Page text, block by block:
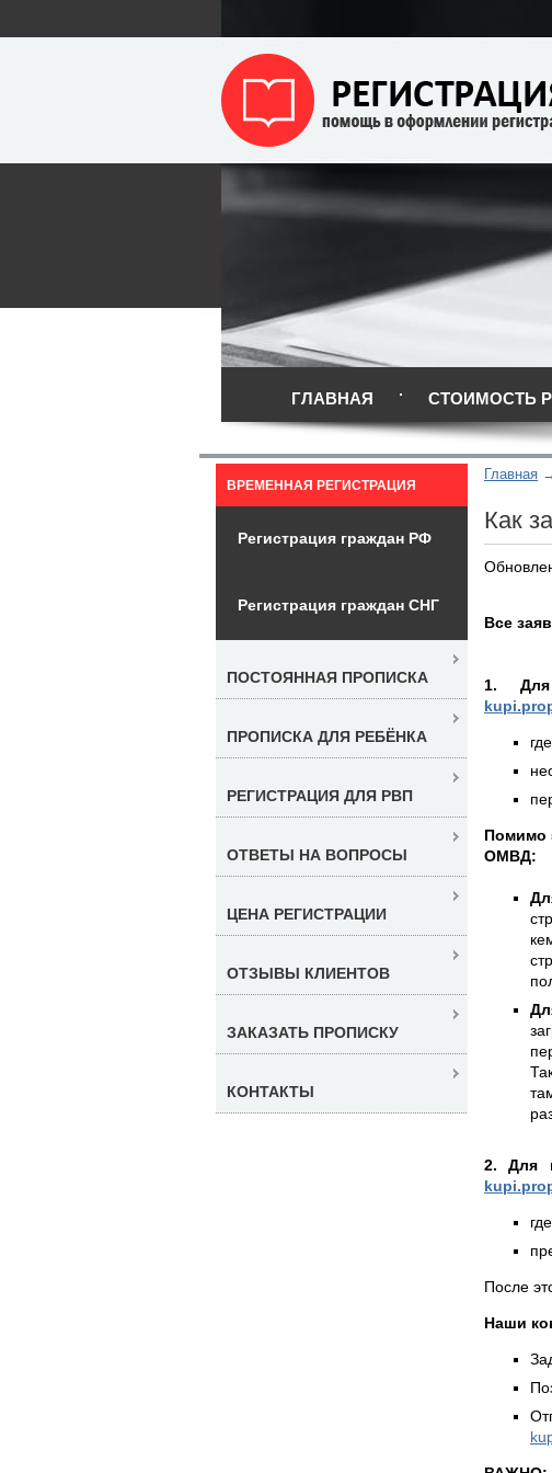
ГЛАВНАЯ СТОИМОСТЬ
Главная
Как
Все
1.
Помимо
ОМВД:
2. Для
После
Наши
ВРЕМЕННАЯ РЕГИСТРАЦИЯ
Регистрация граждан РФ
Регистрация граждан СНГ
ПОСТОЯННАЯ ПРОПИСКА
ПРОПИСКА ДЛЯ РЕБЁНКА
РЕГИСТРАЦИЯ ДЛЯ РВП
ОТВЕТЫ НА ВОПРОСЫ
ЦЕНА РЕГИСТРАЦИИ
ОТЗЫВЫ КЛИЕНТОВ
ЗАКАЗАТЬ ПРОПИСКУ
КОНТАКТЫ